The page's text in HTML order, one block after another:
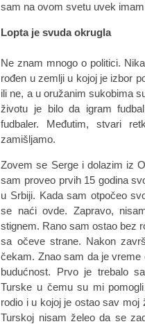
sam na ovom svetu uvek
Lopta je svuda okrugla
Ne znam mnogo o politici.
rođen u zemlji u kojoj je izbor
ili ne, a u oružanim sukobima
životu je bilo da igram
fudbaler. Međutim, stvari
zamišljamo.
Zovem se Serge i dolazim iz
sam proveo prvih 15 godina
u Srbiji. Kada sam otpočeo
se naći ovde. Zapravo,
stignem. Rano sam ostao bez
sa očeve strane. Nakon
čekam. Znao sam da je
budućnost. Prvo je trebalo
Turske u čemu su mi
rodio i u kojoj je ostao sav
Turskoj nisam želeo da se